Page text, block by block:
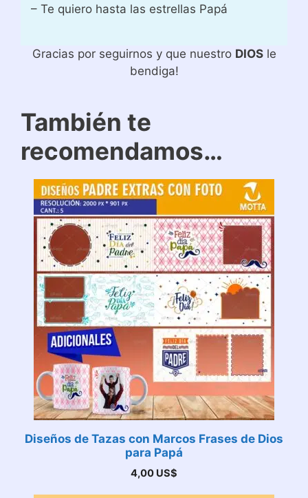
– Te quiero hasta las estrellas Papá
Gracias por seguirnos y que nuestro DIOSle
bendiga!
También te
recomendamos…
Diseños de Tazas con Marcos Frases de Dios
para Papá
4,00 US$